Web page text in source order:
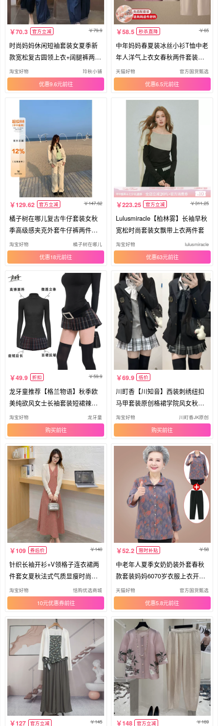
70.3 官方立减 79.9
时尚妈妈休闲短袖套装女夏季新
款宽松复古圆领上衣+阔腿裤两件
套
淘宝好物 玲秋小铺
优惠9.6元
58.5 秒杀直降 65
中年妈妈春夏装冰丝小衫T恤中老
年人洋气上衣女春秋两件套装薄
款
天猫好物 官方国货甄选
优惠6.5元
129.62 官方立减 147.62
橘子树在哪儿复古牛仔套装女秋
季高级感夹克外套牛仔裤两件套O
Tee
淘宝好物 橘子树在哪儿
优惠18元
223.25 官方立减 311.25
Lulusmiracle【柏林雾】长袖早秋
宽松时尚套装女飘带上衣两件套
淘宝好物 lulusmiracle
优惠63元
49.9 折扣 59.9
龙牙童推荐【格兰物语】秋季欧
美纯欲风女士长袖套装短裙辣妹
显瘦
淘宝好物 龙牙童
购买
69.9 低价
川町香【川知音】西装刺绣纽扣
马甲套装原创格裙学院风女秋冬
叠穿
淘宝好物 川町香JK原创
购买
109 券后价 140
针织长袖开衫+V领格子连衣裙两
件套女夏秋法式气质显瘦时尚套
装潮
淘宝好物 恬购优选商城
10元优惠券
52.2 限时补贴 58
中老年人夏季女奶奶装外套春秋
款套装妈妈6070岁衣服上衣开衫
衬衫
天猫好物 官方国货甄选
优惠5.8元
127 官方立减 145 148 官方立减 169